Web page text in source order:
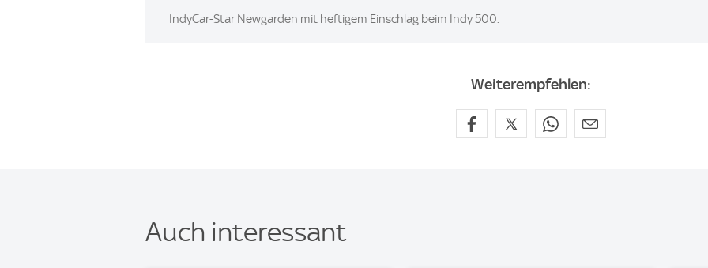
IndyCar-Star Newgarden mit heftigem Einschlag beim Indy 500.
Weiterempfehlen:
Auch interessant